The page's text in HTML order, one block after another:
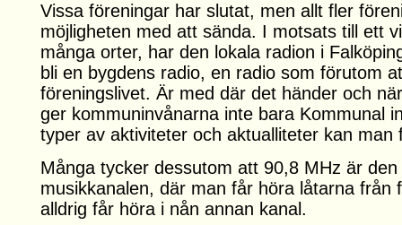
Vissa föreningar har slutat, men allt fler
möjligheten med att sända. I motsats till ett
många orter, har den lokala radion i
bli en bygdens radio, en radio som förutom
föreningslivet. Är med där det händer och
ger kommuninvånarna inte bara Kommunal
typer av aktiviteter och aktualliteter kan man
Många tycker dessutom att 90,8 MHz är den
musikkanalen, där man får höra låtarna från
alldrig får höra i nån annan kanal.